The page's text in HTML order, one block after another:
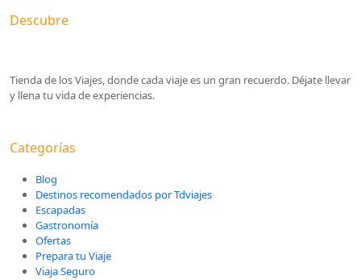
Descubre
Tienda de los Viajes, donde cada viaje es un gran recuerdo. Déjate llevar
y llena tu vida de experiencias.
Categorías
Blog
Destinos recomendados por Tdviajes
Escapadas
Gastronomía
Ofertas
Prepara tu Viaje
Viaja Seguro